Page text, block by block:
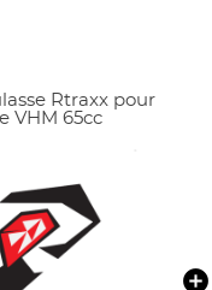
Rtraxx pour
VHM 65cc